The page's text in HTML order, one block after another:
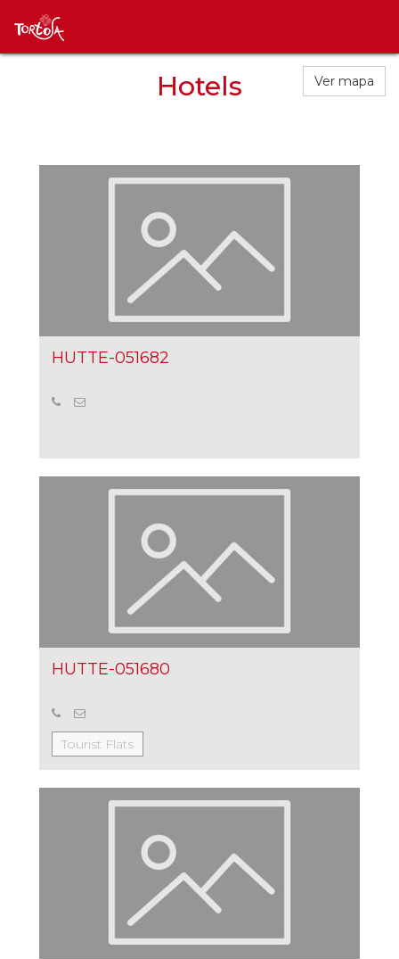
Hotels Ver mapa
HUTTE-051682
HUTTE-051680
Tourist Flats